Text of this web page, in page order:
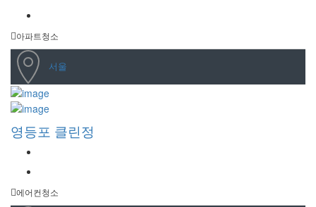
아파트청소
서울
영등포 클린정
에어컨청소